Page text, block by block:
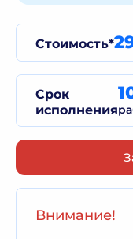
Стоимость*
Срок
исполнения
Внимание!